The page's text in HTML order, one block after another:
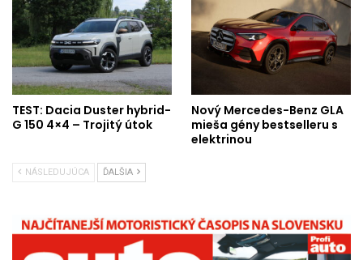
TEST: Dacia Duster hybrid-
G 150 4×4 – Trojitý útok
Nový Mercedes-Benz GLA
mieša gény bestselleru s
elektrinou
NÁSLEDUJÚCA ĎALŠIA